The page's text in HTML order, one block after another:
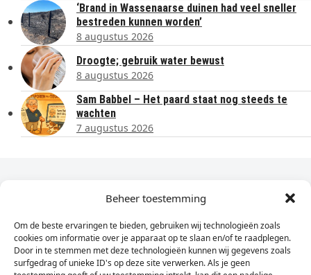
Beheer toestemming
Om de beste ervaringen te bieden, gebruiken wij technologieën zoals
cookies om informatie over je apparaat op te slaan en/of te raadplegen.
Door in te stemmen met deze technologieën kunnen wij gegevens zoals
surfgedrag of unieke ID's op deze site verwerken. Als je geen
‘Brand in Wassenaarse duinen had veel sneller
bestreden kunnen worden’
8 augustus 2026
Droogte; gebruik water bewust
8 augustus 2026
Sam Babbel – Het paard staat nog steeds te
wachten
7 augustus 2026
Dagelijks het laatste nieuws in je e-mail?
Vul
hier
je